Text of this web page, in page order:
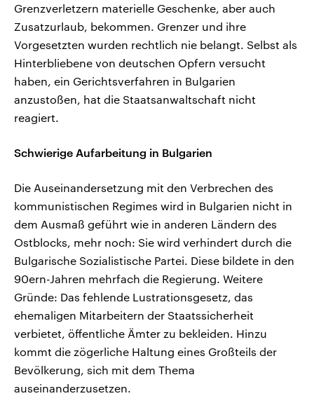
Grenzverletzern materielle Geschenke, aber auch
Zusatzurlaub, bekommen. Grenzer und ihre
Vorgesetzten wurden rechtlich nie belangt. Selbst als
Hinterbliebene von deutschen Opfern versucht
haben, ein Gerichtsverfahren in Bulgarien
anzustoßen, hat die Staatsanwaltschaft nicht
reagiert.
Schwierige Aufarbeitung in Bulgarien
Die Auseinandersetzung mit den Verbrechen des
kommunistischen Regimes wird in Bulgarien nicht in
dem Ausmaß geführt wie in anderen Ländern des
Ostblocks, mehr noch: Sie wird verhindert durch die
Bulgarische Sozialistische Partei. Diese bildete in den
90ern-Jahren mehrfach die Regierung. Weitere
Gründe: Das fehlende Lustrationsgesetz, das
ehemaligen Mitarbeitern der Staatssicherheit
verbietet, öffentliche Ämter zu bekleiden. Hinzu
kommt die zögerliche Haltung eines Großteils der
Bevölkerung, sich mit dem Thema
auseinanderzusetzen.